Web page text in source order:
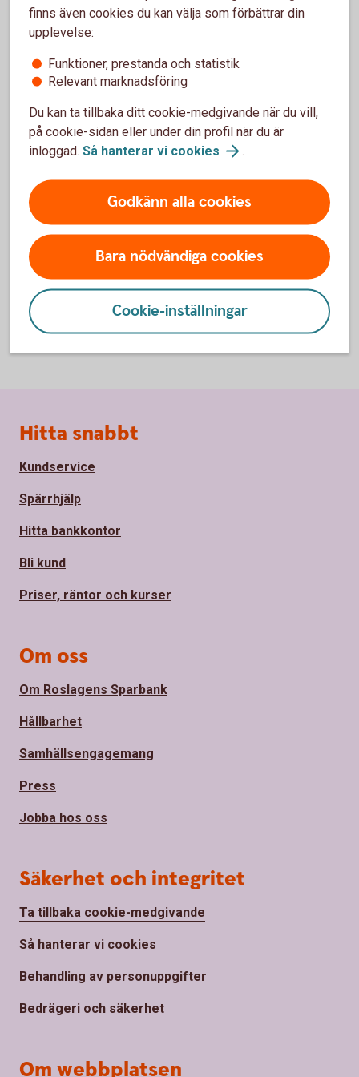
belopp att betala om räntan är oförändrad under
lånets löptid är 1 974 121 kronor. Antalet
Exemplet bygger på månatliga aviseringar, utan
uppläggningsavgift eller aviseringskostnad,
digitalt. För ej Nyckelkund tillkommer
uppläggningsavgift på 650 kronor. Vid postala
avier tillkommer en kostnad på 45 kronor i
exempel har inkomst i annan valuta än lånet.
Lånet förutsätter att säkerhet lämnas i form av
finns även cookies du kan välja som förbättrar din
upplevelse:
Funktioner, prestanda och statistik
Relevant marknadsföring
Du kan ta tillbaka ditt cookie-medgivande när du vill,
på cookie-sidan eller under din profil när du är
inloggad. Så hanterar vi cookies .
Godkänn alla cookies
Bara nödvändiga cookies
Cookie-inställningar
Sidfot
Hitta snabbt
Kundservice
Spärrhjälp
Hitta bankkontor
Bli kund
Priser, räntor och kurser
Om oss
Om Roslagens Sparbank
Hållbarhet
Samhällsengagemang
Press
Jobba hos oss
Säkerhet och integritet
Ta tillbaka cookie-medgivande
Så hanterar vi cookies
Behandling av personuppgifter
Bedrägeri och säkerhet
Om webbplatsen